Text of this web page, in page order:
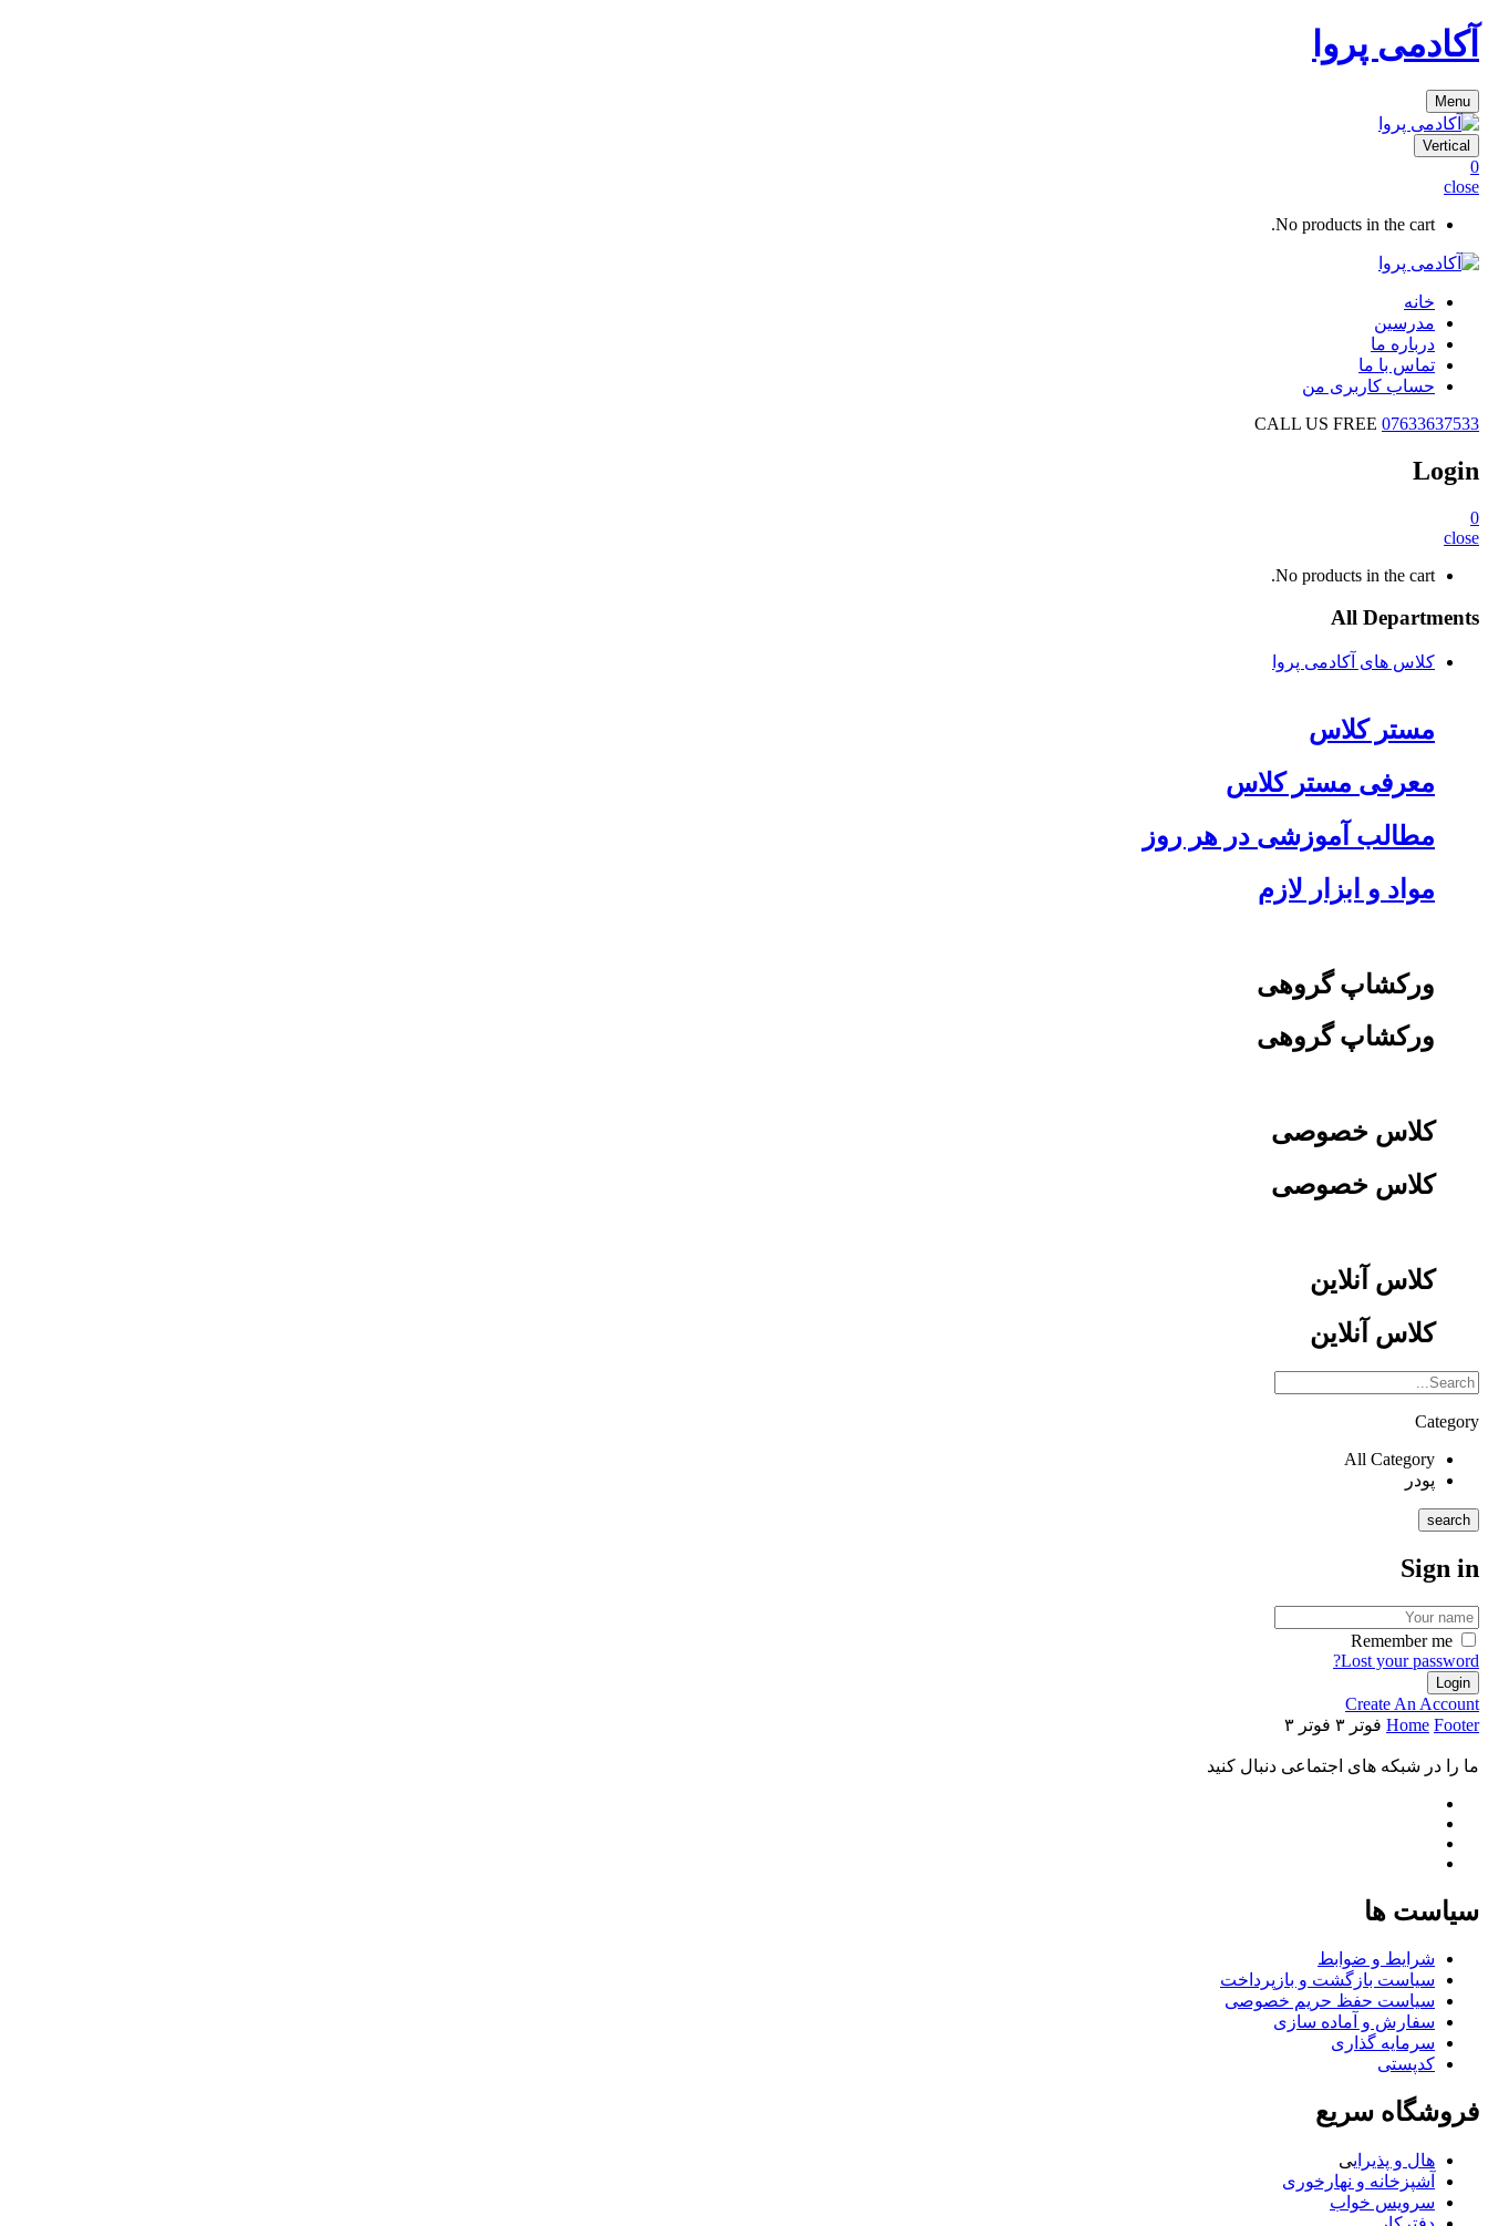
آکادمی پروا
Menu
Vertical
0
close
No products in the cart.
خانه
مدرسین
درباره ما
تماس با ما
حساب کاربری من
CALL US FREE 07633637533
Login
0
close
No products in the cart.
All Departments
کلاس های آکادمی پروا
مستر کلاس
معرفی مستر کلاس
مطالب آموزشی در هر روز
مواد و ابزار لازم
ورکشاپ گروهی​
ورکشاپ گروهی
کلاس خصوصی
کلاس خصوصی
کلاس آنلاین
کلاس آنلاین
Category
All Category
پودر
search
Sign in
Remember me
Lost your password?
Create An Account
Home Footer فوتر ۳ فوتر ۳
ما را در شبکه های اجتماعی دنبال کنید
سیاست ها
شرایط و ضوابط
سیاست بازگشت و بازپرداخت
سیاست حفظ حریم خصوصی
سفارش و آماده سازی
سرمایه گذاری
کدپستی
فروشگاه سریع
هال و پذیرایی
آشپزخانه و نهارخوری
سرویس خواب